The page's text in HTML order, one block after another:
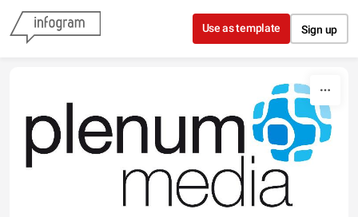
Skip to content
Use as template Sign up